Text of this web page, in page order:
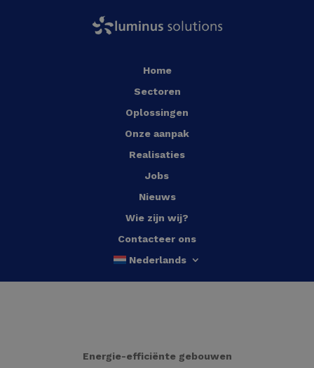
Home
Sectoren
Oplossingen
Onze aanpak
Realisaties
Jobs
Nieuws
Wie zijn wij?
Contacteer ons
Nederlands
Energie-efficiënte gebouwen